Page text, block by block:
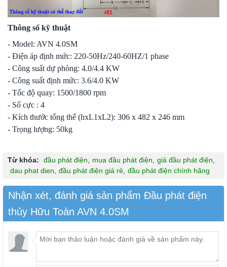
Thông số kỹ thuật
- Model: AVN 4.0SM
- Điện áp định mức: 220-50Hz/240-60HZ/1 phase
- Công suất dự phòng: 4.0/4.4 KW
- Công suất định mức: 3.6/4.0 KW
- Tốc độ quay: 1500/1800 rpm
- Số cực : 4
- Kích thước tổng thể (hxL1xL2): 306 x 482 x 246 mm
- Trọng lượng: 50kg
Từ khóa: đầu phát điện mua đầu phát điện giá đầu phát điện
dau phat dien
đầu phát điện giá rẻ đầu phát điện chính hãng
Nhận xét, đánh giá sản phẩm Đầu phát điện
thủy Hữu Toàn AVN 4.0SM